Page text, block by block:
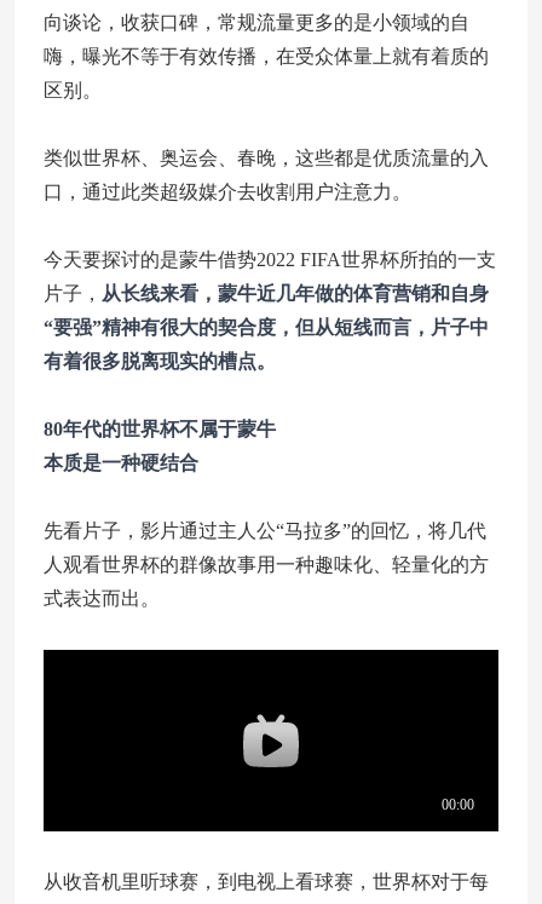
向谈论，收获口碑，常规流量更多的是小领域的自
嗨，曝光不等于有效传播，在受众体量上就有着质的
区别。
类似世界杯、奥运会、春晚，这些都是优质流量的入
口，通过此类超级媒介去收割用户注意力。
今天要探讨的是蒙牛借势2022 FIFA世界杯所拍的一支
片子， 从长线来看，蒙牛近几年做的体育营销和自身
“要强”精神有很大的契合度，但从短线而言，片子中
有着很多脱离现实的槽点。
80年代的世界杯不属于蒙牛
本质是一种硬结合
先看片子，影片通过主人公“马拉多”的回忆，将几代
人观看世界杯的群像故事用一种趣味化、轻量化的方
式表达而出。
从收音机里听球赛，到电视上看球赛，世界杯对于每